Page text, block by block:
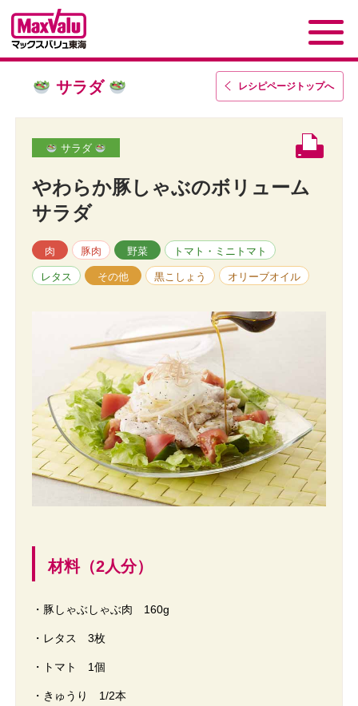
レシピページトップへ
サラダ
サラダ
やわらか豚しゃぶのボリューム
サラダ
肉 豚肉 野菜 トマト・ミニトマト
レタス その他 黒こしょう オリーブオイル
材料（2人分）
・豚しゃぶしゃぶ肉 160g
・レタス 3枚
・トマト 1個
・きゅうり 1/2本